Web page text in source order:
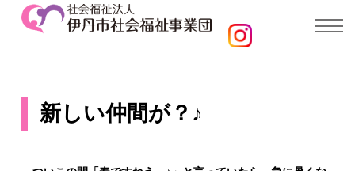
新しい仲間が？♪